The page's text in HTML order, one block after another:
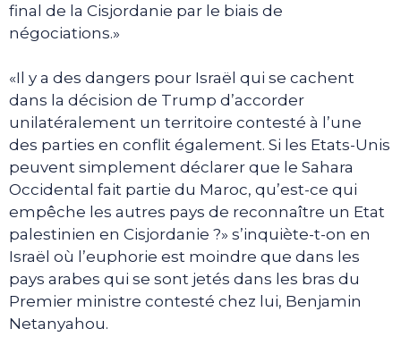
final de la Cisjordanie par le biais de
négociations.»
«Il y a des dangers pour Israël qui se cachent
dans la décision de Trump d’accorder
unilatéralement un territoire contesté à l’une
des parties en conflit également. Si les Etats-Unis
peuvent simplement déclarer que le Sahara
Occidental fait partie du Maroc, qu’est-ce qui
empêche les autres pays de reconnaître un Etat
palestinien en Cisjordanie ?» s’inquiète-t-on en
Israël où l’euphorie est moindre que dans les
pays arabes qui se sont jetés dans les bras du
Premier ministre contesté chez lui, Benjamin
Netanyahou.